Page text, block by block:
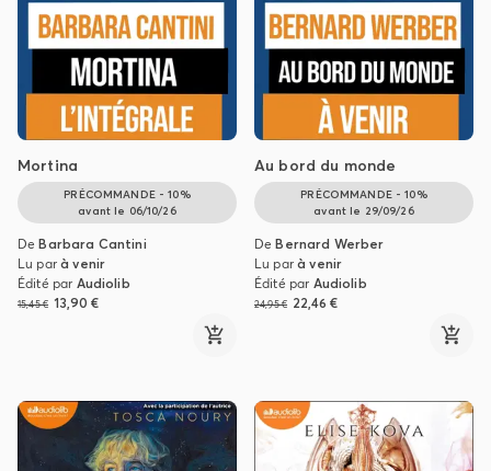
Mortina
PRÉCOMMANDE - 10%
avant le 06/10/26
DeBarbara Cantini
Lu parà venir
Édité par Audiolib
15,45 € 13,90 €
Au bord du monde
PRÉCOMMANDE - 10%
avant le 29/09/26
DeBernard Werber
Lu parà venir
Édité par Audiolib
24,95 € 22,46 €